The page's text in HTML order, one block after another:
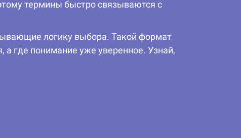
термины быстро связываются с
логику выбора. Такой формат
а где понимание уже уверенное. Узнай,